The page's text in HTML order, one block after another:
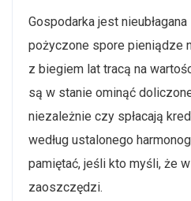
Gospodarka jest
pożyczone spore pieniądze
z biegiem lat tracą na
są w stanie ominąć
niezależnie czy spłacają
według ustalonego
pamiętać, jeśli kto myśli, że
zaoszczędzi.